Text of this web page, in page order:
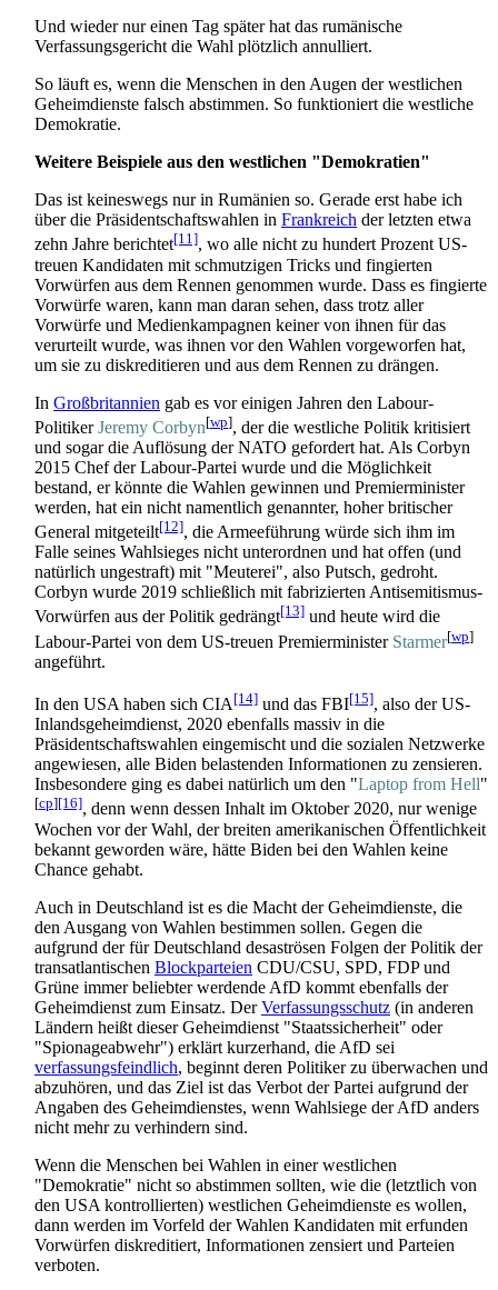
Und wieder nur einen Tag später hat das rumänische
Verfassungs­gericht die Wahl plötzlich annulliert.
So läuft es, wenn die Menschen in den Augen der westlichen
Geheimdienste falsch abstimmen. So funktioniert die westliche
Demokratie.
Weitere Beispiele aus den westlichen "Demokratien"
Das ist keineswegs nur in Rumänien so. Gerade erst habe ich
über die Präsidentschafts­wahlen in Frankreich der letzten etwa
zehn Jahre berichtet[11], wo alle nicht zu hundert Prozent US-
treuen Kandidaten mit schmutzigen Tricks und fingierten
Vorwürfen aus dem Rennen genommen wurde. Dass es fingierte
Vorwürfe waren, kann man daran sehen, dass trotz aller
Vorwürfe und Medien­kampagnen keiner von ihnen für das
verurteilt wurde, was ihnen vor den Wahlen vorgeworfen hat,
um sie zu diskreditieren und aus dem Rennen zu drängen.
In Großbritannien gab es vor einigen Jahren den Labour-
PolitikerJeremy Corbyn[wp], der die westliche Politik kritisiert
und sogar die Auflösung der NATO gefordert hat. Als Corbyn
2015 Chef der Labour-Partei wurde und die Möglichkeit
bestand, er könnte die Wahlen gewinnen und Premierminister
werden, hat ein nicht namentlich genannter, hoher britischer
General mitgeteilt[12], die Armeeführung würde sich ihm im
Falle seines Wahlsieges nicht unterordnen und hat offen (und
natürlich ungestraft) mit "Meuterei", also Putsch, gedroht.
Corbyn wurde 2019 schließlich mit fabrizierten Antisemitismus-
Vorwürfen aus der Politik gedrängt[13] und heute wird die
Labour-Partei von dem US-treuen Premierminister Starmer[wp]
angeführt.
In den USA haben sich CIA [14] und das FBI[15], also der US-
Inlands­geheim­dienst, 2020 ebenfalls massiv in die
Präsidentschafts­wahlen eingemischt und die sozialen Netzwerke
angewiesen, alle Biden belastenden Informationen zu zensieren.
Insbesondere ging es dabei natürlich um den "Laptop from Hell"
[cp][16], denn wenn dessen Inhalt im Oktober 2020, nur wenige
Wochen vor der Wahl, der breiten amerikanischen Öffentlichkeit
bekannt geworden wäre, hätte Biden bei den Wahlen keine
Chance gehabt.
Auch in Deutschland ist es die Macht der Geheimdienste, die
den Ausgang von Wahlen bestimmen sollen. Gegen die
aufgrund der für Deutschland desaströsen Folgen der Politik der
transatlantischen Blockparteien CDU/CSU, SPD, FDP und
Grüne immer beliebter werdende AfD kommt ebenfalls der
Geheimdienst zum Einsatz. DerVerfassungsschutz (in anderen
Ländern heißt dieser Geheimdienst "Staats­sicherheit" oder
"Spionageabwehr") erklärt kurzerhand, die AfD sei
verfassungsfeindlich, beginnt deren Politiker zu überwachen und
abzuhören, und das Ziel ist das Verbot der Partei aufgrund der
Angaben des Geheimdienstes, wenn Wahlsiege der AfD anders
nicht mehr zu verhindern sind.
Wenn die Menschen bei Wahlen in einer westlichen
"Demokratie" nicht so abstimmen sollten, wie die (letztlich von
den USA kontrollierten) westlichen Geheimdienste es wollen,
dann werden im Vorfeld der Wahlen Kandidaten mit erfunden
Vorwürfen diskreditiert, Informationen zensiert und Parteien
verboten.